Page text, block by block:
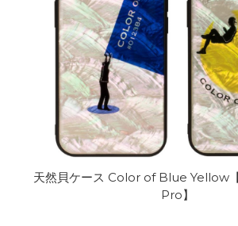
天然貝ケース Color of Blue Yellow
Pro】